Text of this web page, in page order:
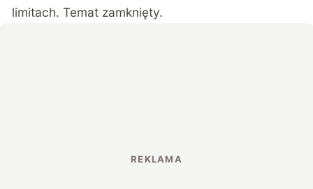
limitach. Temat zamknięty.